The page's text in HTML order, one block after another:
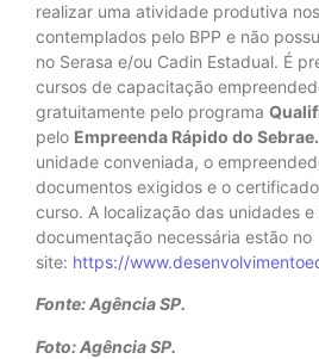
realizar uma atividade produtiva
contemplados pelo BPP e não
no Serasa e/ou Cadin Estadual. É
cursos de capacitação
gratuitamente pelo programa
pelo Empreenda Rápido do Sebrae.
unidade conveniada, o
documentos exigidos e o
curso. A localização das unidades
documentação necessária estão no
site: https://
Fonte: Agência SP.
Foto: Agência SP.